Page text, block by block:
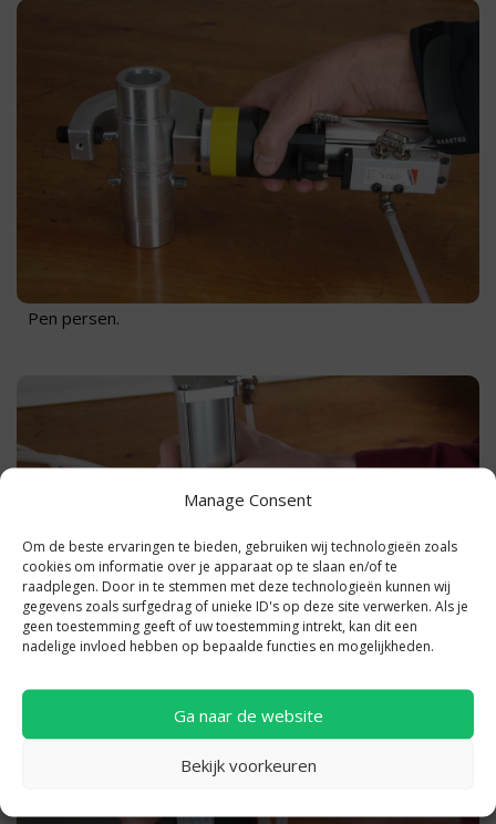
Manage Consent
Om de beste ervaringen te bieden, gebruiken wij technologieën zoals
cookies om informatie over je apparaat op te slaan en/of te
raadplegen. Door in te stemmen met deze technologieën kunnen wij
gegevens zoals surfgedrag of unieke ID's op deze site verwerken. Als je
geen toestemming geeft of uw toestemming intrekt, kan dit een
nadelige invloed hebben op bepaalde functies en mogelijkheden.
Ga naar de website
Bekijk voorkeuren
Pen persen.
Kleine c frame pons.